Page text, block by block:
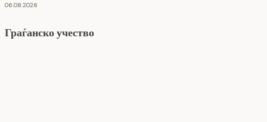
06.08.2026
Граѓанско учество